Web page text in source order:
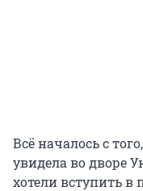
Всё началось с
увидела во дворе
хотели вступить